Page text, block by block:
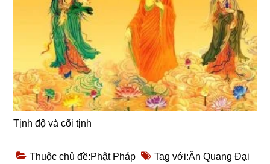
Tịnh độ và cõi tịnh
Thuộc chủ đề:Phật Pháp Tag với:Ấn Quang Đại